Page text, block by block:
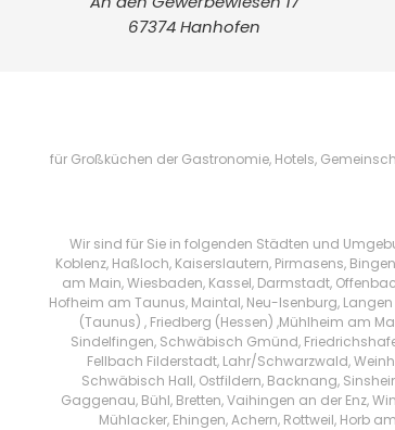
67374 Hanhofen
für Großküchen der Gastronomie, Hotels,
Wir sind für Sie in folgenden Städten und
Koblenz, Haßloch, Kaiserslautern, Pirmasens,
am Main, Wiesbaden, Kassel, Darmstadt,
Hofheim am Taunus, Maintal, Neu-Isenburg,
(Taunus) , Friedberg (Hessen) ,Mühlheim am
Sindelfingen, Schwäbisch Gmünd,
Fellbach Filderstadt, Lahr/Schwarzwald,
Schwäbisch Hall, Ostfildern, Backnang,
Gaggenau, Bühl, Bretten, Vaihingen an der Enz,
Mühlacker, Ehingen, Achern, Rottweil, Horb